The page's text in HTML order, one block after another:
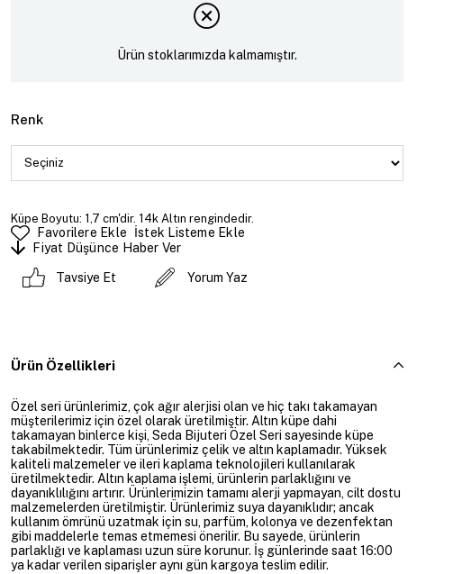
Ürün stoklarımızda kalmamıştır.
Renk
Küpe Boyutu: 1,7 cm'dir. 14k Altın rengindedir.
Favorilere Ekle
İstek Listeme Ekle
Fiyat Düşünce Haber Ver
Tavsiye Et Yorum Yaz
Ürün Özellikleri
Özel seri ürünlerimiz, çok ağır alerjisi olan ve hiç takı takamayan
müşterilerimiz için özel olarak üretilmiştir. Altın küpe dahi
takamayan binlerce kişi, Seda Bijuteri Özel Seri sayesinde küpe
takabilmektedir. Tüm ürünlerimiz çelik ve altın kaplamadır. Yüksek
kaliteli malzemeler ve ileri kaplama teknolojileri kullanılarak
üretilmektedir. Altın kaplama işlemi, ürünlerin parlaklığını ve
dayanıklılığını artırır. Ürünlerimizin tamamı alerji yapmayan, cilt dostu
malzemelerden üretilmiştir. Ürünlerimiz suya dayanıklıdır; ancak
kullanım ömrünü uzatmak için su, parfüm, kolonya ve dezenfektan
gibi maddelerle temas etmemesi önerilir. Bu sayede, ürünlerin
parlaklığı ve kaplaması uzun süre korunur. İş günlerinde saat 16:00
ya kadar verilen siparişler aynı gün kargoya teslim edilir.